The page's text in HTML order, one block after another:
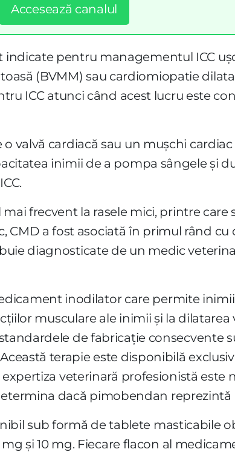
Accesează canalul
pentru managementul ICC
(BVMM) sau cardiomiopatie
ICC atunci când acest lucru este
o valvă cardiacă sau un mușchi
inimii de a pompa sângele și
frecvent la rasele mici, printre care
CMD a fost asociată în primul rând
diagnosticate de un medic
inodilator care permite
musculare ale inimii și la dilatarea
de fabricație consecvente
terapie este disponibilă
veterinară profesionistă este
dacă pimobendan
sub formă de tablete masticabile
mg și 10 mg. Fiecare flacon al